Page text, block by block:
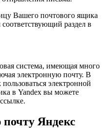
Вашего почтового ящика
раздел в
система, имеющая много
электронную почту. В
электронной
в Yandex вы можете
Яндекс